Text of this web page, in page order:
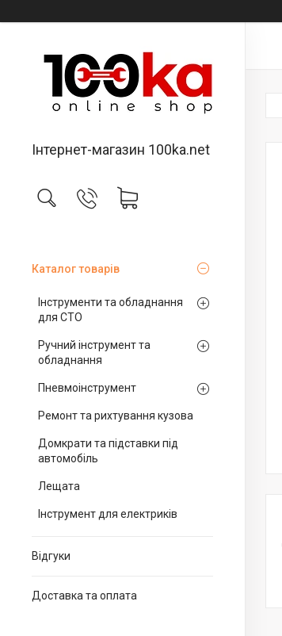
Інтернет-магазин 100ka.net
Каталог товарів
Інструменти та обладнання
для СТО
Ручний інструмент та
обладнання
Пневмоінструмент
Ремонт та рихтування кузова
Домкрати та підставки під
автомобіль
Лещата
Інструмент для електриків
Відгуки
Доставка та оплата